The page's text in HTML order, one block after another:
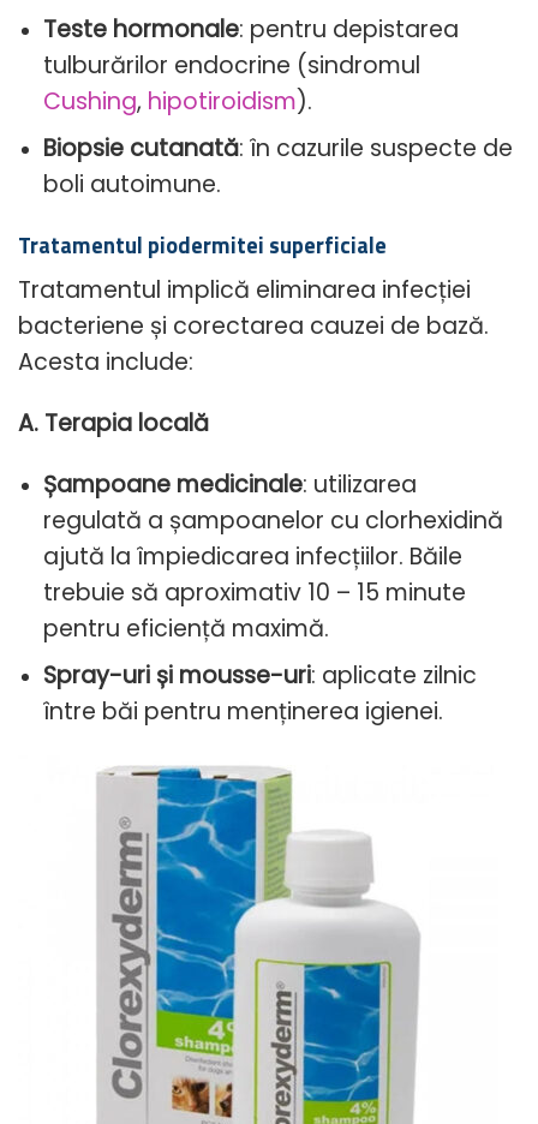
Teste hormonale: pentru depistarea
tulburărilor endocrine (sindromul
Cushing, hipotiroidism).
Biopsie cutanată: în cazurile suspecte de
boli autoimune.
Tratamentul piodermitei superficiale
Tratamentul implică eliminarea infecției
bacteriene și corectarea cauzei de bază.
Acesta include:
A. Terapia locală
Șampoane medicinale: utilizarea
regulată a șampoanelor cu clorhexidină
ajută la împiedicarea infecțiilor. Băile
trebuie să aproximativ 10 – 15 minute
pentru eficiență maximă.
Spray-uri și mousse-uri: aplicate zilnic
între băi pentru menținerea igienei.